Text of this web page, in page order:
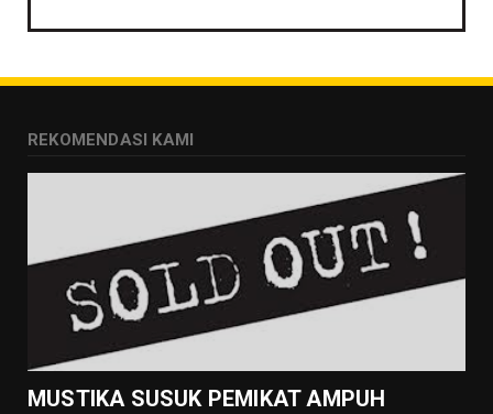
REKOMENDASI KAMI
MUSTIKA SUSUK PEMIKAT AMPUH